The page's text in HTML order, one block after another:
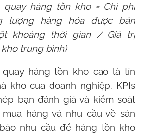
quay hàng tồn kho = Chi phí
lượng hàng hóa được bán
khoảng thời gian / Giá trị
trung bình)
hàng tồn kho cao là tín
kho của doanh nghiệp. KPIs
bạn đánh giá và kiểm soát
hàng và nhu cầu về sản
nhu cầu để hàng tồn kho